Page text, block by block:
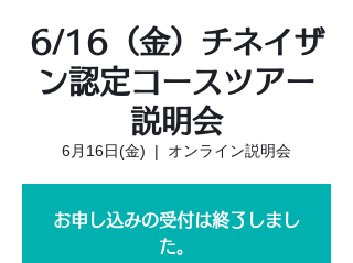
6/16（金）チネイザ
ン認定コースツアー
説明会
6月16日(金)
  |
オンライン説明会
お申し込みの受付は終了しまし
た。